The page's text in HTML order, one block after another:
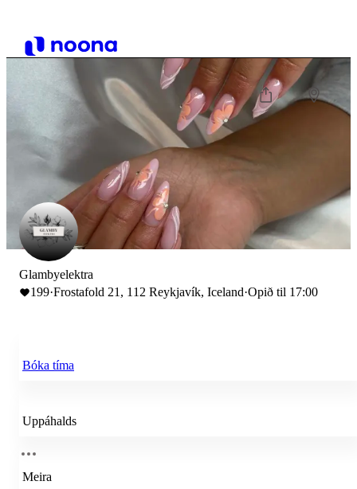
Glambyelektra
199·Frostafold 21, 112 Reykjavík, Iceland·Opið til 17:00
Bóka tíma
Uppáhalds
Meira